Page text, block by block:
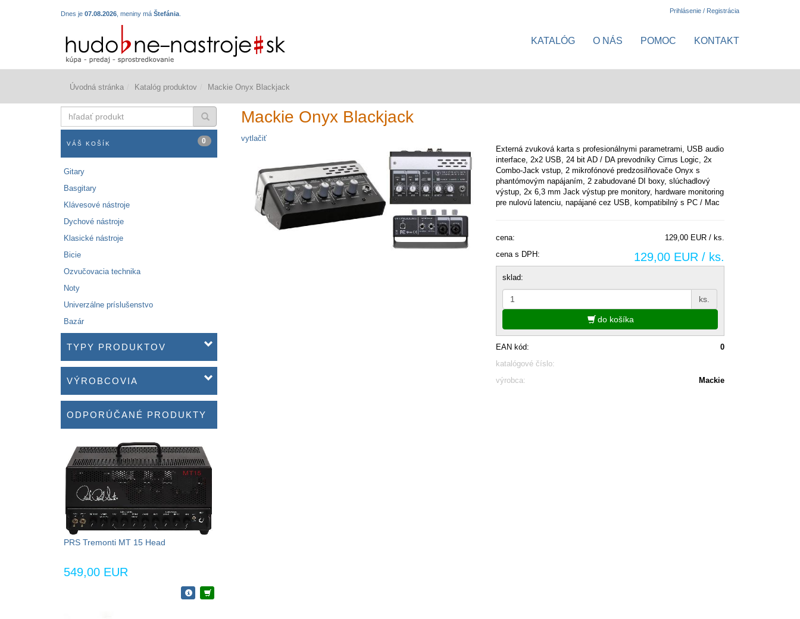
Dnes je 07.08.2026 , meniny má Štefánia Prihlásenie / Registrácia
KATALÓG O NÁS POMOC KONTAKT
Úvodná stránka Katalóg produktov Mackie Onyx Blackjack
produkt
VÁŠ KOŠÍK 0
Gitary
Basgitary
Klávesové nástroje
Dychové nástroje
Klasické nástroje
Bicie
Ozvučovacia technika
Noty
Univerzálne príslušenstvo
Bazár
TYPY PRODUKTOV
VÝROBCOVIA
ODPORÚČANÉ PRODUKTY
PRS Tremonti MT 15 Head
549,00 EUR
Mackie Onyx Blackjack
vytlačiť
Externá zvuková karta s profesionálnymi parametrami, USB audio
interface, 2x2 USB, 24 bit AD / DA prevodníky Cirrus Logic, 2x
Combo-Jack vstup, 2 mikrofónové predzosilňovače Onyx s
phantómovým napájaním, 2 zabudované DI boxy, slúchadlový
výstup, 2x 6,3 mm Jack výstup pre monitory, hardware monitoring
pre nulovú latenciu, napájané cez USB, kompatibilný s PC / Mac
cena:
129,00 EUR / ks.
cena s DPH:
129,00 EUR / ks.
sklad:
ks.
do košíka
EAN kód:
0
katalógové číslo:
výrobca:
Mackie